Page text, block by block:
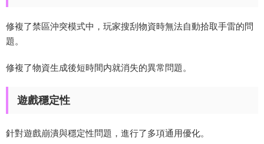
修複了禁區沖突模式中，玩家搜刮物資時無法自動拾取手雷的問
題。
修複了物資生成後短時間内就消失的異常問題。
遊戲穩定性
針對遊戲崩潰與穩定性問題，進行了多項通用優化。